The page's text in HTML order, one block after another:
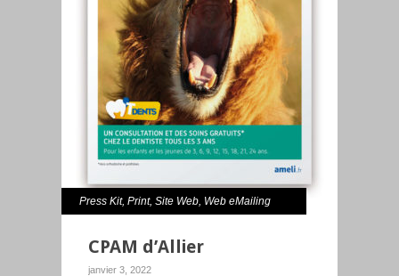
Press Kit, Print, Site Web, Web eMailing
CPAM d’Allier
janvier 3, 2022